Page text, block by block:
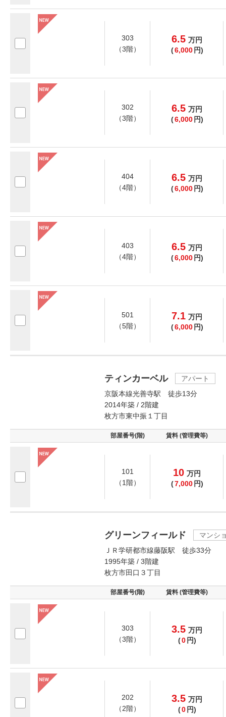
303
（3階）
6.5 万円
(6,000 円)
302
（3階）
6.5 万円
(6,000 円)
404
（4階）
6.5 万円
(6,000 円)
403
（4階）
6.5 万円
(6,000 円)
501
（5階）
7.1 万円
(6,000 円)
ティンカーベル
アパート
京阪本線光善寺駅 徒歩13分
2014年築 / 2階建
枚方市東中振１丁目
部屋番号(階) 賃料 (管理費等)
101
（1階）
10 万円
(7,000 円)
グリーンフィールド
マンシ
ＪＲ学研都市線藤阪駅 徒歩33分
1995年築 / 3階建
枚方市田口３丁目
部屋番号(階) 賃料 (管理費等)
303
（3階）
3.5 万円
(0 円)
202
（2階）
3.5 万円
(0 円)